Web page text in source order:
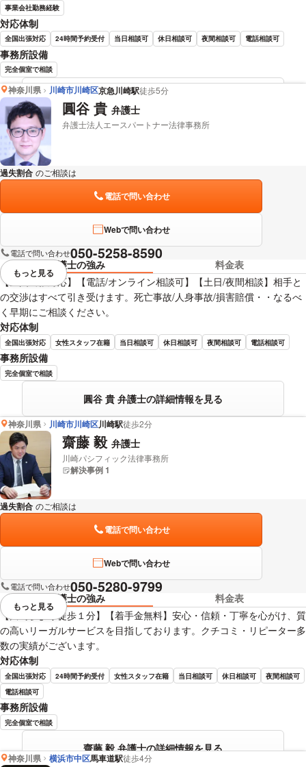
事業会社勤務経験
対応体制
全国出張対応 24時間予約受付 当日相談可 休日相談可 夜間相談可 電話相談可
事務所設備
完全個室で相談
杉澤 到 弁護士の詳細情報を見る
神奈川県 川崎市川崎区京急川崎駅徒歩5分
圓谷 貴 弁護士
弁護士法人エースパートナー法律事務所
過失割合 のご相談は
電話で問い合わせ
Webで問い合わせ
電話で問い合わせ050-5258-8590
弁護士の強み
料金表
【全国出張対応】【電話/オンライン相談可】【土日/夜間相談】相手と
の交渉はすべて引き受けます。死亡事故/人身事故/損害賠償・・なるべ
く早期にご相談ください。
対応体制
全国出張対応 女性スタッフ在籍 当日相談可 休日相談可 夜間相談可 電話相談可
事務所設備
完全個室で相談
圓谷 貴 弁護士の詳細情報を見る
視覚的に省略されている要素を
もっと見る
神奈川県 川崎市川崎区川崎駅徒歩2分
齋藤 毅 弁護士
川崎パシフィック法律事務所
解決事例 1
過失割合 のご相談は
電話で問い合わせ
Webで問い合わせ
電話で問い合わせ050-5280-9799
弁護士の強み
料金表
【川崎駅より徒歩１分】【着手金無料】安心・信頼・丁寧を心がけ、質
の高いリーガルサービスを目指しております。クチコミ・リピーター多
数の実績がございます。
対応体制
全国出張対応 24時間予約受付 女性スタッフ在籍 当日相談可 休日相談可
夜間相談可
電話相談可
事務所設備
完全個室で相談
齋藤 毅 弁護士の詳細情報を見る
視覚的に省略されている要素を
もっと見る
神奈川県 横浜市中区馬車道駅徒歩4分